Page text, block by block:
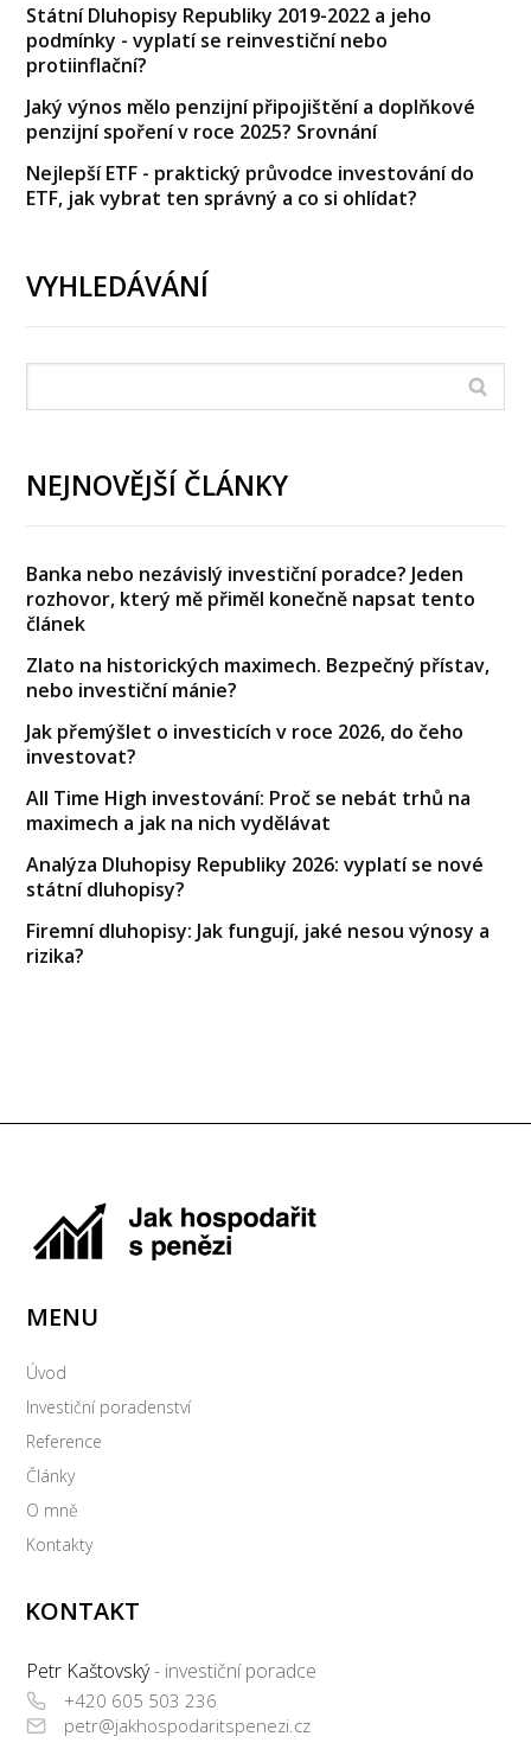
Státní Dluhopisy Republiky 2019-2022 a jeho
podmínky - vyplatí se reinvestiční nebo
protiinflační?
Jaký výnos mělo penzijní připojištění a doplňkové
penzijní spoření v roce 2025? Srovnání
Nejlepší ETF - praktický průvodce investování do
ETF, jak vybrat ten správný a co si ohlídat?
VYHLEDÁVÁNÍ
NEJNOVĚJŠÍ ČLÁNKY
Banka nebo nezávislý investiční poradce? Jeden
rozhovor, který mě přiměl konečně napsat tento
článek
Zlato na historických maximech. Bezpečný přístav,
nebo investiční mánie?
Jak přemýšlet o investicích v roce 2026, do čeho
investovat?
All Time High investování: Proč se nebát trhů na
maximech a jak na nich vydělávat
Analýza Dluhopisy Republiky 2026: vyplatí se nové
státní dluhopisy?
Firemní dluhopisy: Jak fungují, jaké nesou výnosy a
rizika?
MENU
Úvod
Investiční poradenství
Reference
Články
O mně
Kontakty
KONTAKT
Petr Kaštovský- investiční poradce
+420 605 503 236
petr@jakhospodaritspenezi.cz